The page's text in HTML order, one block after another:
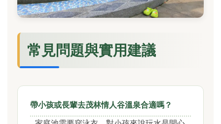
常見問題與實用建議
帶小孩或長輩去茂林情人谷溫泉合適嗎？